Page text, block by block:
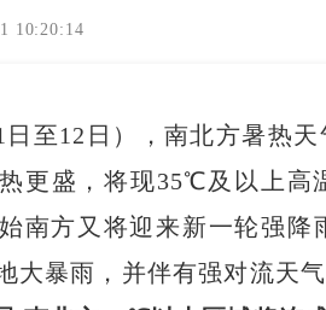
10:20:14
至12日），南北方暑热
更盛，将现35℃及以上高
南方又将迎来新一轮强
大暴雨，并伴有强对流天气